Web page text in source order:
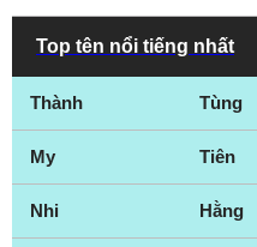
Top tên nổi tiếng nhất
Thành Tùng
My Tiên
Nhi Hằng